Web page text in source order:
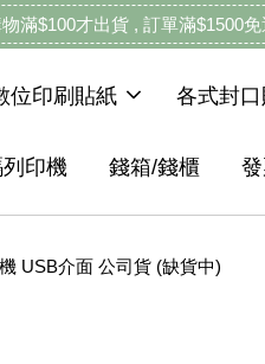
滿$100才出貨 , 訂單滿$1500免
位印刷貼紙 各式封
印機 錢箱/錢櫃
USB介面 公司貨 (缺貨中)